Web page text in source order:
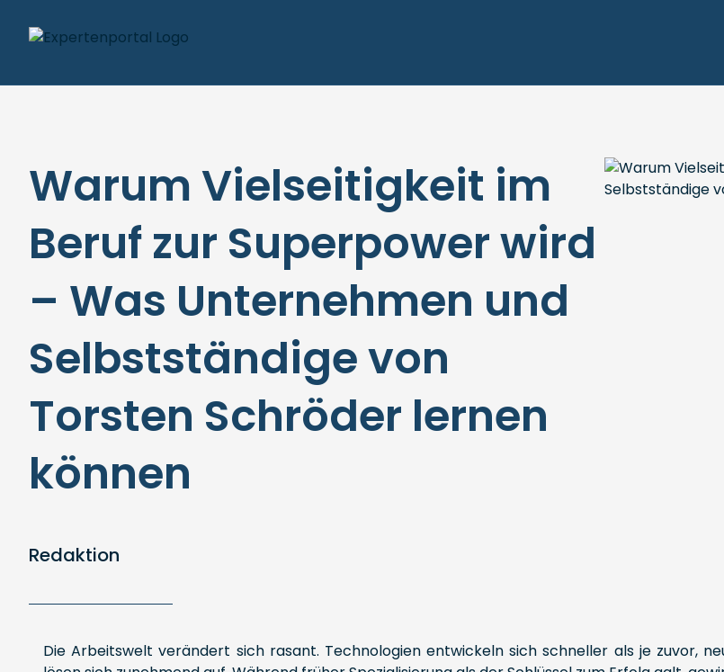
Warum Vielseitigkeit im
Beruf zur Superpower wird
– Was Unternehmen und
Selbstständige von
Torsten Schröder lernen
können
Redaktion
Die Arbeitswelt verändert sich rasant. Technologien entwickeln sich schneller als je zuvor,